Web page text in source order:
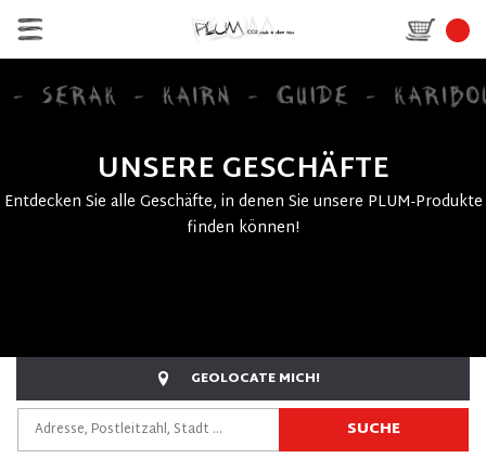
UNSERE GESCHÄFTE
Entdecken Sie alle Geschäfte, in denen Sie unsere PLUM-Produkte
finden können!
GEOLOCATE MICH!
SUCHE